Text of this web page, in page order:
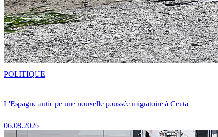
L'Espagne anticipe une nouvelle poussée migratoire à Ceuta
06.08.2026
POLITIQUE